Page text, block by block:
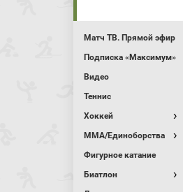
Матч ТВ. Прямой эфир
Подписка «Максимум»
Видео
Теннис
Хоккей
MMA/Единоборства
Фигурное катание
Биатлон